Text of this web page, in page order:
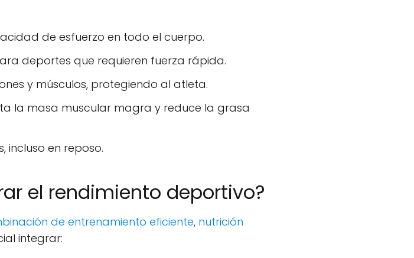
de esfuerzo en todo el cuerpo.
deportes que requieren fuerza rápida.
y músculos, protegiendo al atleta.
la masa muscular magra y reduce la grasa
incluso en reposo.
el rendimiento deportivo?
de entrenamiento eficiente, nutrición
integrar: